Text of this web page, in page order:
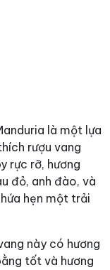
là một lựa
rượu vang
rực rỡ, hương
đỏ, anh đào, và
hẹn một trải
này có hương
tốt và hương